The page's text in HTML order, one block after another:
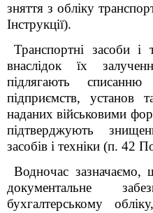
зняття з обліку
Інструкції).
Транспортні засоби і
внаслідок їх
підлягають
підприємств, установ
наданих військовими
підтверджують
засобів і техніки (п. 42
Водночас
документальне
бухгалтерському